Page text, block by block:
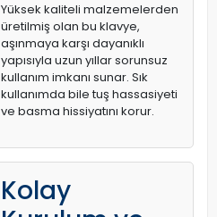
Yüksek kaliteli malzemelerden
üretilmiş olan bu klavye,
aşınmaya karşı dayanıklı
yapısıyla uzun yıllar sorunsuz
kullanım imkanı sunar. Sık
kullanımda bile tuş hassasiyeti
ve basma hissiyatını korur.
Kolay